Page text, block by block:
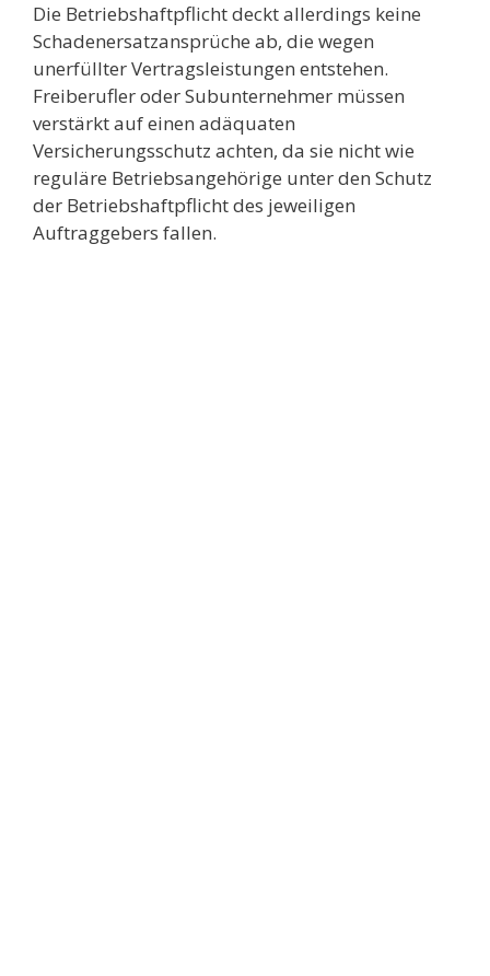
Die Betriebshaftpflicht deckt allerdings keine
Schadenersatzansprüche ab, die wegen
unerfüllter Vertragsleistungen entstehen.
Freiberufler oder Subunternehmer müssen
verstärkt auf einen adäquaten
Versicherungsschutz achten, da sie nicht wie
reguläre Betriebsangehörige unter den Schutz
der Betriebshaftpflicht des jeweiligen
Auftraggebers fallen.